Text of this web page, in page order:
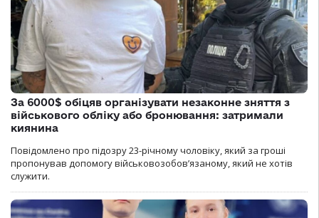
За 6000$ обіцяв організувати незаконне зняття з
військового обліку або бронювання: затримали
киянина
Повідомлено про підозру 23-річному чоловіку, який за гроші
пропонував допомогу військовозобов’язаному, який не хотів
служити.